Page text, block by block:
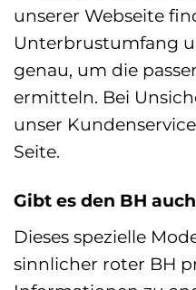
unserer Webseite
Unterbrustumfang
genau, um die
ermitteln. Bei
unser
Seite.
Gibt es den BH
Dieses spezielle
sinnlicher roter BH